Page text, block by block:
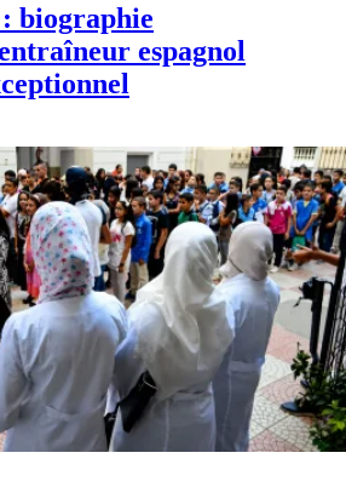
biographie
espagnol